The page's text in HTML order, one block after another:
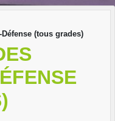
(tous grades)